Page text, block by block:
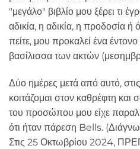
"μεγάλο" βιβλίο μου ξέρει τι
αδικία, η αδικία, η προδοσία
πείτε, μου προκαλεί ένα
βασίλισσα των ακτών
Δύο ημέρες μετά από αυτό,
κοιτάζομαι στον καθρέφτη
του προσώπου μου είχε
ότι ήταν πάρεση Bells.
Στις 25 Οκτωβρίου 2024,